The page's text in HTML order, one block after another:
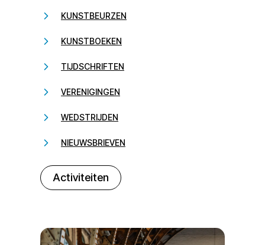
KUNSTBEURZEN
KUNSTBOEKEN
TIJDSCHRIFTEN
VERENIGINGEN
WEDSTRIJDEN
NIEUWSBRIEVEN
Activiteiten
232323